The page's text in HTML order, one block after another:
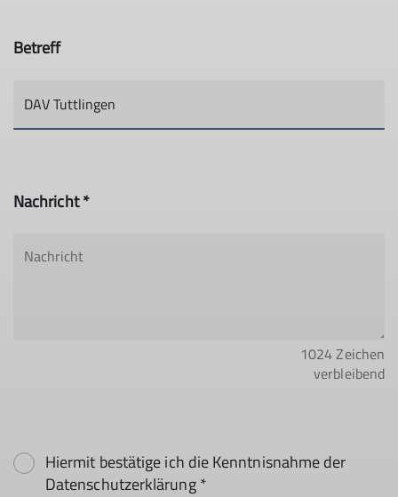
Betreff
Nachricht *
1024Zeichen
verbleibend
Hiermit bestätige ich die Kenntnisnahme der
Datenschutzerklärung *